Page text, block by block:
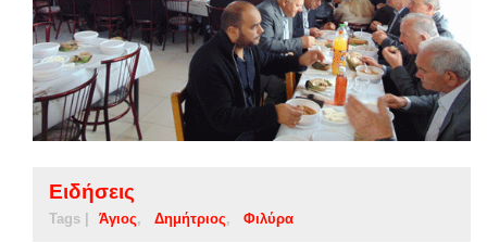
Ειδήσεις
Tags | Άγιος Δημήτριος Φιλύρα